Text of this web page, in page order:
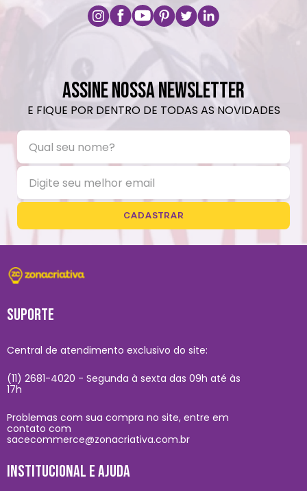
ASSINE NOSSA NEWSLETTER
E FIQUE POR DENTRO DE TODAS AS NOVIDADES
CADASTRAR
SUPORTE
Central de atendimento exclusivo do site:
(11) 2681-4020 - Segunda à sexta das 09h até às
17h
Problemas com sua compra no site, entre em
contato com
sacecommerce@zonacriativa.com.br
INSTITUCIONAL E AJUDA